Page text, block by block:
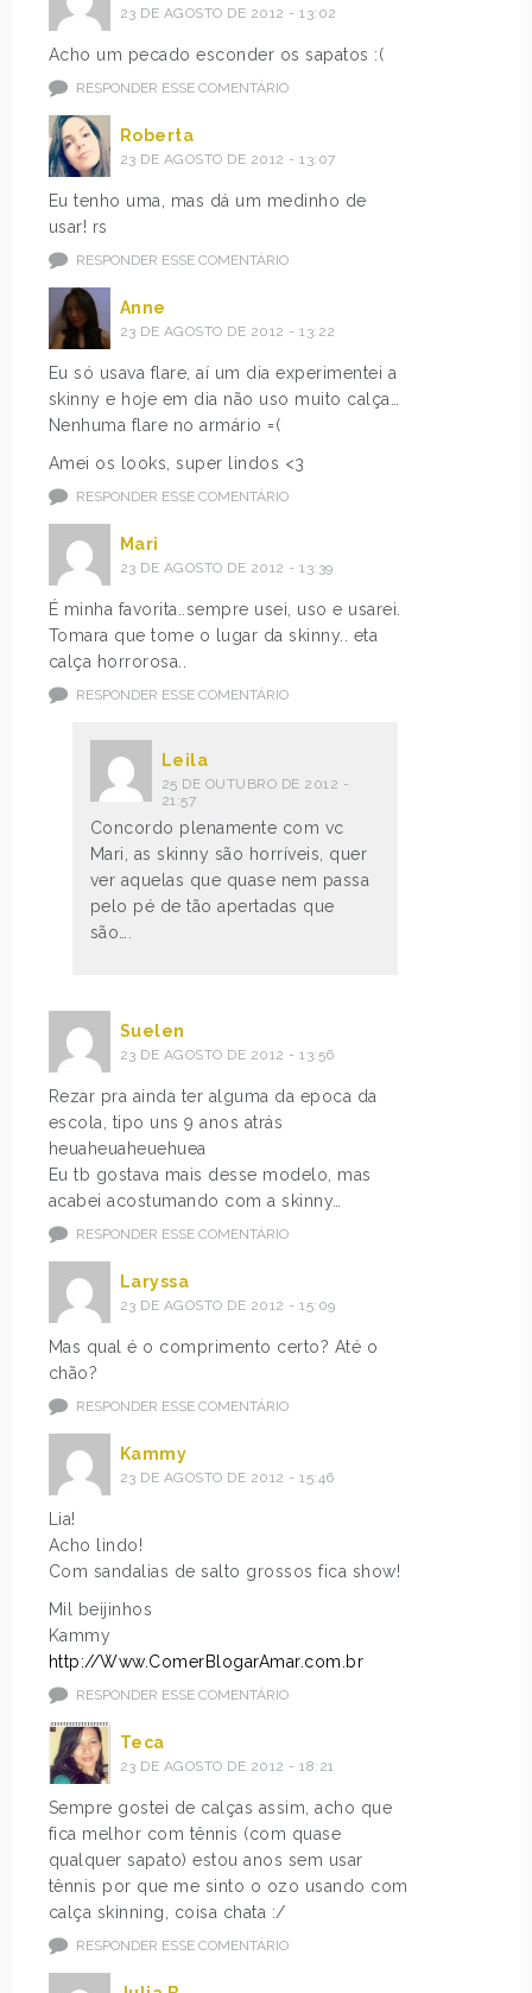
23 DE AGOSTO DE 2012 - 13:02
Acho um pecado esconder os sapatos :(
RESPONDER ESSE COMENTÁRIO
Roberta
23 DE AGOSTO DE 2012 - 13:07
Eu tenho uma, mas dá um medinho de
usar! rs
RESPONDER ESSE COMENTÁRIO
Anne
23 DE AGOSTO DE 2012 - 13:22
Eu só usava flare, aí um dia experimentei a
skinny e hoje em dia não uso muito calça…
Nenhuma flare no armário =(
Amei os looks, super lindos <3
RESPONDER ESSE COMENTÁRIO
Mari
23 DE AGOSTO DE 2012 - 13:39
É minha favorita..sempre usei, uso e usarei.
Tomara que tome o lugar da skinny.. eta
calça horrorosa..
RESPONDER ESSE COMENTÁRIO
Leila
25 DE OUTUBRO DE 2012 -
21:57
Concordo plenamente com vc
Mari, as skinny são horríveis, quer
ver aquelas que quase nem passa
pelo pé de tão apertadas que
são….
Suelen
23 DE AGOSTO DE 2012 - 13:56
Rezar pra ainda ter alguma da epoca da
escola, tipo uns 9 anos atrás
heuaheuaheuehuea
Eu tb gostava mais desse modelo, mas
acabei acostumando com a skinny…
RESPONDER ESSE COMENTÁRIO
Laryssa
23 DE AGOSTO DE 2012 - 15:09
Mas qual é o comprimento certo? Até o
chão?
RESPONDER ESSE COMENTÁRIO
Kammy
23 DE AGOSTO DE 2012 - 15:46
Lia!
Acho lindo!
Com sandalias de salto grossos fica show!
Mil beijinhos
Kammy
http://Www.ComerBlogarAmar.com.br
RESPONDER ESSE COMENTÁRIO
Teca
23 DE AGOSTO DE 2012 - 18:21
Sempre gostei de calças assim, acho que
fica melhor com tênnis (com quase
qualquer sapato) estou anos sem usar
tênnis por que me sinto o ozo usando com
calça skinning, coisa chata :/
RESPONDER ESSE COMENTÁRIO